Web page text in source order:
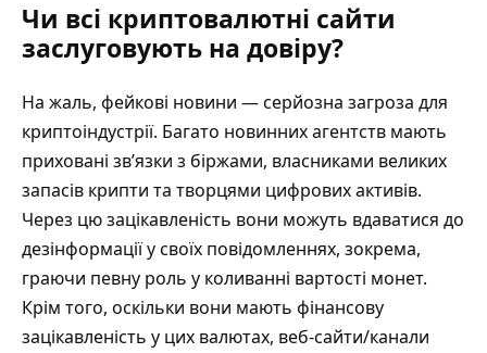
Чи всі криптовалютні сайти
заслуговують на довіру?
На жаль, фейкові новини — серйозна загроза для
криптоіндустрії. Багато новинних агентств мають
приховані зв’язки з біржами, власниками великих
запасів крипти та творцями цифрових активів.
Через цю зацікавленість вони можуть вдаватися до
дезінформації у своїх повідомленнях, зокрема,
граючи певну роль у коливанні вартості монет.
Крім того, оскільки вони мають фінансову
зацікавленість у цих валютах, веб-сайти/канали